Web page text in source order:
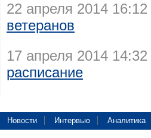
22 апреля 2014 16:12
ветеранов
17 апреля 2014 14:32
расписание
Новости Интервью Аналитика